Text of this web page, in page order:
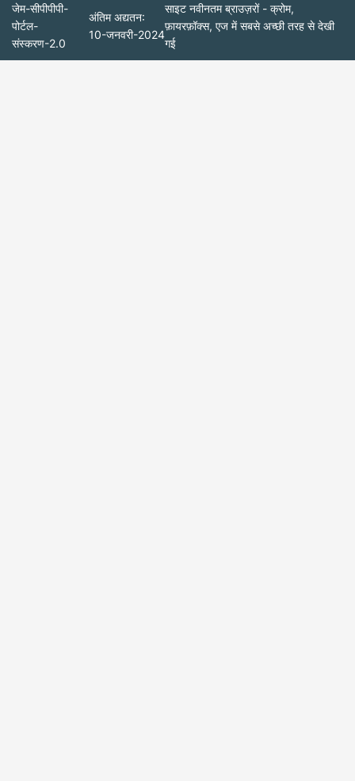
जेम-सीपीपीपी-
पोर्टल-
संस्करण-2.0
अंतिम अद्यतन:
10-जनवरी-2024
साइट नवीनतम ब्राउज़रों - क्रोम,
फ़ायरफ़ॉक्स, एज में सबसे अच्छी तरह से देखी
गई